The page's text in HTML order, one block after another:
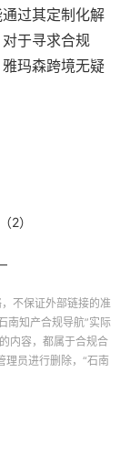
过其定制化解
于寻求合规
玛森跨境无疑
2）
不保证外部链接的准
南知产合规导航”实际
内容，都属于合规合
理员进行删除，“石南